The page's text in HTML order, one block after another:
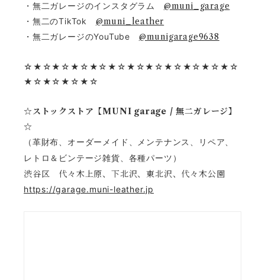
・無二ガレージのインスタグラム @muni_garage
・無二のTikTok @muni_leather
・無二ガレージのYouTube @munigarage9638
☆★☆★☆★☆★☆★☆★☆★☆★☆★☆★☆★☆
★☆★☆★☆★☆
☆ストックストア【MUNI garage / 無二ガレージ】
☆
（革財布、オーダーメイド、メンテナンス、リペア、
レトロ＆ビンテージ雑貨、各種パーツ）
渋谷区 代々木上原、下北沢、東北沢、代々木公園
https://garage.muni-leather.jp